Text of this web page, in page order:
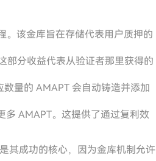
。该金库旨在存储代表用户质押的
部分收益代表从验证者那里获得的
量的 AMAPT 会自动铸造并添加
多 AMAPT。这提供了通过复利效
其成功的核心，因为金库机制允许